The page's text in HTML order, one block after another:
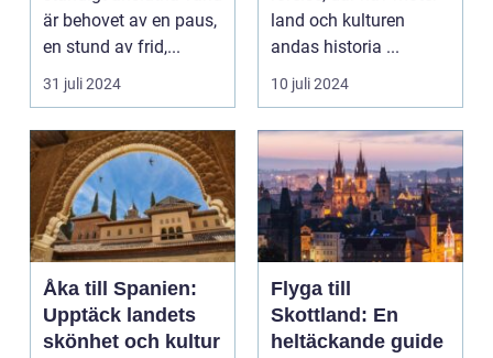
är behovet av en paus,
en stund av frid,...
31 juli 2024
land och kulturen
andas historia ...
10 juli 2024
Åka till Spanien:
Upptäck landets
skönhet och kultur
Flyga till
Skottland: En
heltäckande guide